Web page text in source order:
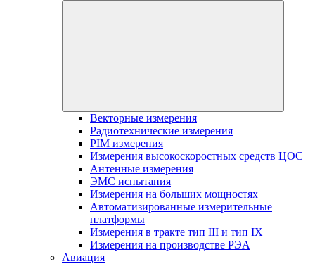
Векторные измерения
Радиотехнические измерения
PIM измерения
Измерения высокоскоростных средств ЦОС
Антенные измерения
ЭМС испытания
Измерения на больших мощностях
Автоматизированные измерительные
платформы
Измерения в тракте тип III и тип IX
Измерения на производстве РЭА
Авиация